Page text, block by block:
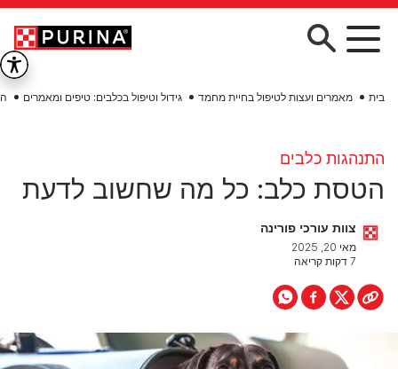
Skip to main content
בית מאמרים ועצות לטיפול בחיית מחמד גידול וטיפול בכלבים: טיפים ומאמרים
התנהגות כלבים
הטסת כלב: כל מה שחשוב לדעת
צוות עורכי פורינה
מאי 20, 2025
7 דקות קריאה